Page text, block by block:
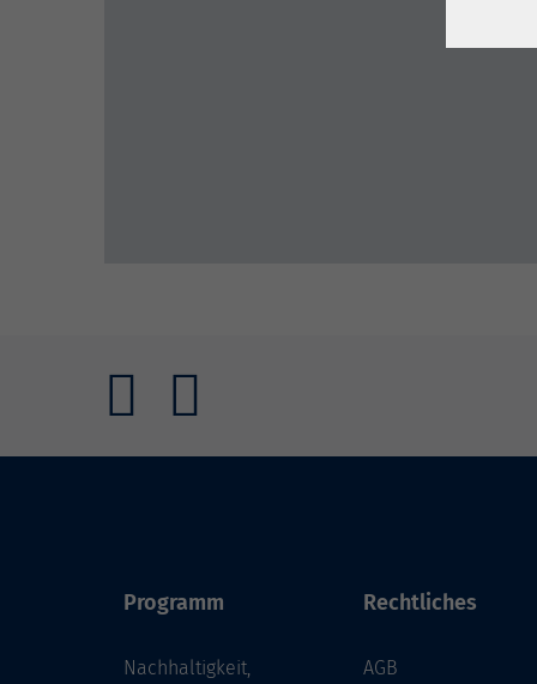
Programm
Nachhaltigkeit,
Rechtliches
AGB